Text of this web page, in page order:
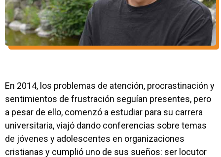
En 2014, los problemas de atención, procrastinación y
sentimientos de frustración seguían presentes, pero
a pesar de ello, comenzó a estudiar para su carrera
universitaria, viajó dando conferencias sobre temas
de jóvenes y adolescentes en organizaciones
cristianas y cumplió uno de sus sueños: ser locutor